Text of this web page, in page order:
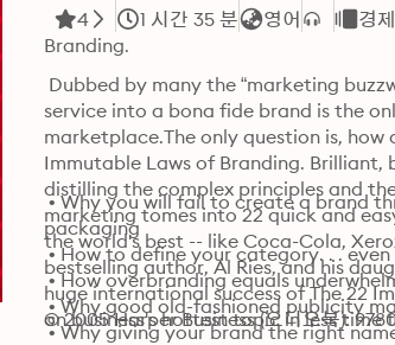
4 1 시간 35 분 영어
경
Branding.
Dubbed by many the “marketing
service into a bona fide brand is the
marketplace.The only question is,
Immutable Laws of Branding.
distilling the complex principles and
marketing tomes into 22 quick and
the world's best -- like Coca-Cola,
bestselling author, Al Ries, and his
huge international success of The 22
on business's hottest topic in less time
• Why you will fail to create a brand
packaging
• How to define your category. . .
• How overbranding equals
• Why good old-fashioned publicity
• Why giving your brand the right
© 2005 Harper Business (오디오북):